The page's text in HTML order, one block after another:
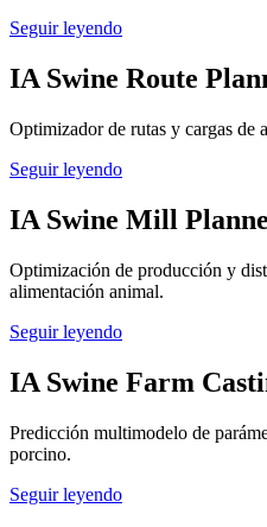
Seguir leyendo
IA Swine Route
Optimizador de rutas y cargas de
Seguir leyendo
IA Swine Mill
Optimización de producción y
alimentación animal.
Seguir leyendo
IA Swine Farm
Predicción multimodelo de
porcino.
Seguir leyendo